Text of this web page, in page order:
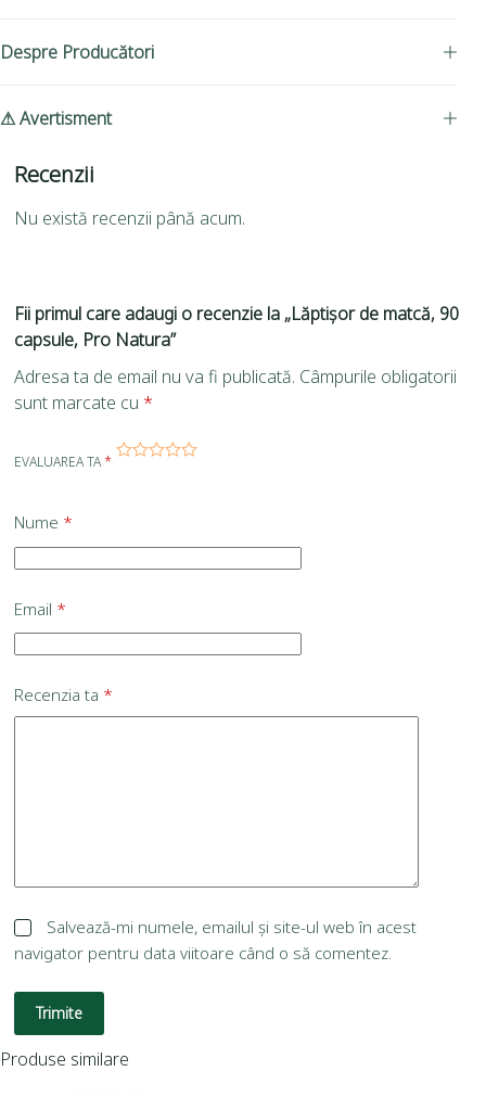
Despre Producători
⚠ Avertisment
Recenzii
Nu există recenzii până acum.
Fii primul care adaugi o recenzie la „Lăptișor de matcă, 90
capsule, Pro Natura”
Adresa ta de email nu va fi publicată. Câmpurile obligatorii
sunt marcate cu *
EVALUAREA TA*
Nume *
Email *
Recenzia ta *
Salvează-mi numele, emailul și site-ul web în acest
navigator pentru data viitoare când o să comentez.
Trimite
Produse similare